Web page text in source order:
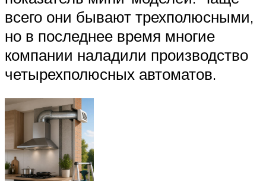
всего они бывают трехполюсными,
но в последнее время многие
компании наладили производство
четырехполюсных автоматов.